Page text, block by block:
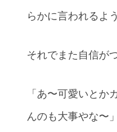
らかに言われるよ
それでまた自信がつ
「あ〜可愛いとか
んのも大事やな〜